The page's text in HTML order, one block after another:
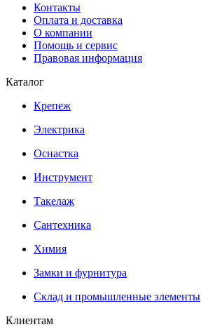
Контакты
Оплата и доставка
О компании
Помощь и сервис
Правовая информация
Каталог
Крепеж
Электрика
Оснастка
Инструмент
Такелаж
Сантехника
Химия
Замки и фурнитура
Склад и промышленные элементы
Клиентам